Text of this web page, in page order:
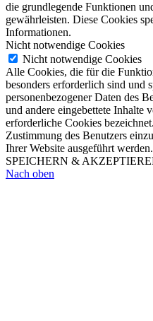
die grundlegende Funktionen
gewährleisten. Diese Cookies
Informationen.
Nicht notwendige Cookies
Nicht notwendige Cookies
Alle Cookies, die für die
besonders erforderlich sind und
personenbezogener Daten des
und andere eingebettete Inhalte
erforderliche Cookies
Zustimmung des Benutzers
Ihrer Website ausgeführt werden.
SPEICHERN &
Nach oben